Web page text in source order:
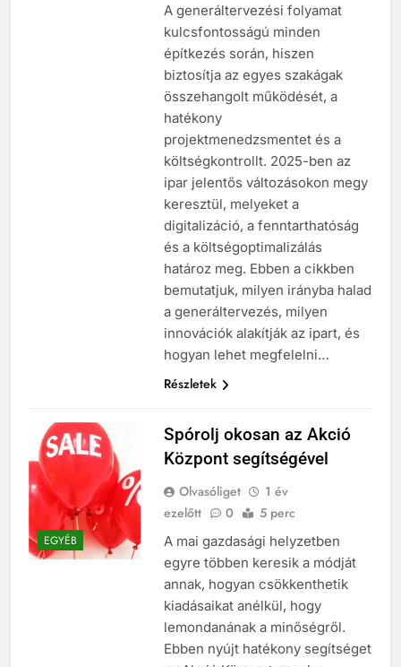
A generáltervezési folyamat
kulcsfontosságú minden
építkezés során, hiszen
biztosítja az egyes szakágak
összehangolt működését, a
hatékony
projektmenedzsmentet és a
költségkontrollt. 2025-ben az
ipar jelentős változásokon megy
keresztül, melyeket a
digitalizáció, a fenntarthatóság
és a költségoptimalizálás
határoz meg. Ebben a cikkben
bemutatjuk, milyen irányba halad
a generáltervezés, milyen
innovációk alakítják az ipart, és
hogyan lehet megfelelni…
Részletek
EGYÉB
Spórolj okosan az Akció
Központ segítségével
Olvasóliget
1 év
ezelőtt
0 5 perc
A mai gazdasági helyzetben
egyre többen keresik a módját
annak, hogyan csökkenthetik
kiadásaikat anélkül, hogy
lemondanának a minőségről.
Ebben nyújt hatékony segítséget